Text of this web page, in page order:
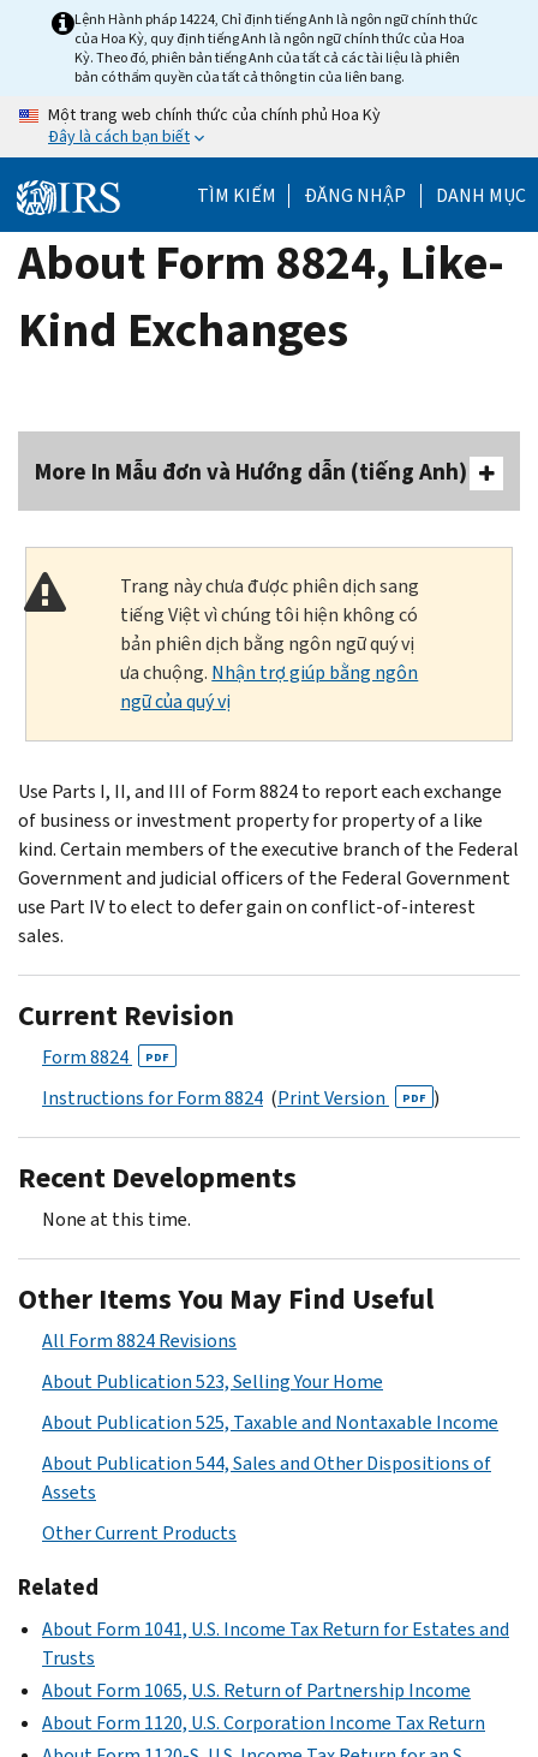
Lệnh Hành pháp 14224, Chỉ định tiếng Anh là ngôn ngữ chính thức
của Hoa Kỳ, quy định tiếng Anh là ngôn ngữ chính thức của Hoa
Kỳ. Theo đó, phiên bản tiếng Anh của tất cả các tài liệu là phiên
bản có thẩm quyền của tất cả thông tin của liên bang.
Một trang web chính thức của chính phủ Hoa Kỳ
Đây là cách bạn biết
TÌM KIẾM ĐĂNG NHẬP DANH MỤC
About Form 8824, Like-
Kind Exchanges
More In Mẫu đơn và Hướng dẫn (tiếng Anh)
Trang này chưa được phiên dịch sang
tiếng Việt vì chúng tôi hiện không có
bản phiên dịch bằng ngôn ngữ quý vị
ưa chuộng. Nhận trợ giúp bằng ngôn
ngữ của quý vị
Use Parts I, II, and III of Form 8824 to report each exchange
of business or investment property for property of a like
kind. Certain members of the executive branch of the Federal
Government and judicial officers of the Federal Government
use Part IV to elect to defer gain on conflict-of-interest
sales.
Current Revision
Form 8824 PDF
Instructions for Form 8824 (Print Version PDF )
Recent Developments
None at this time.
Other Items You May Find Useful
All Form 8824 Revisions
About Publication 523, Selling Your Home
About Publication 525, Taxable and Nontaxable Income
About Publication 544, Sales and Other Dispositions of
Assets
Other Current Products
Related
About Form 1041, U.S. Income Tax Return for Estates and
Trusts
About Form 1065, U.S. Return of Partnership Income
About Form 1120, U.S. Corporation Income Tax Return